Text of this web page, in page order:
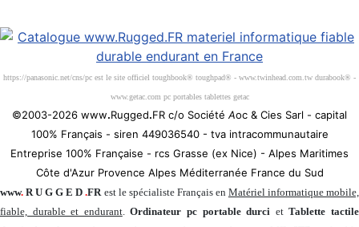
https://panasonic.net/cns/pc est le site officiel toughbook® toughpad® - www.twinhead.com.tw durabook® -
www.getac.com pc portables tablettes getac
©2003-2026 www.Rugged.FR c/o Société Aoc & Cies Sarl - capital
100% Français - siren 449036540 - tva intracommunautaire
Entreprise 100% Française - rcs Grasse (ex Nice) - Alpes Maritimes
Côte d'Azur Provence Alpes Méditerranée France du Sud
www. R U G G E D.FR est le spécialiste Français en Matériel informatique mobile,
fiable, durable et endurant.Ordinateur pc portable durci etTablette tactile